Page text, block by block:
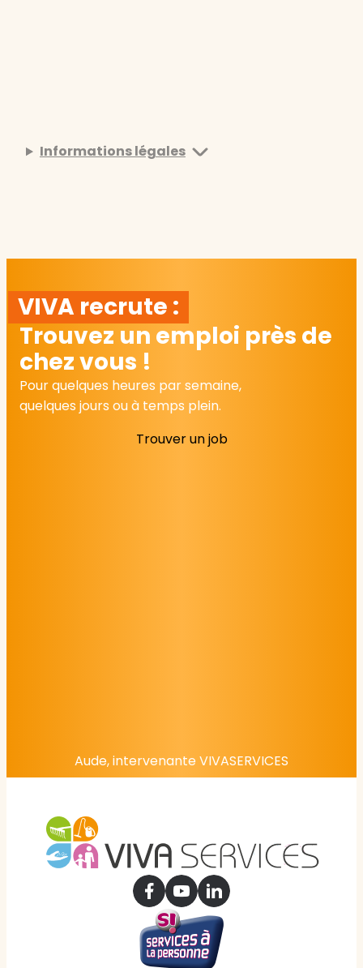
Informations légales
VIVA recrute :
Trouvez un emploi près de
chez vous !
Pour quelques heures par semaine,
quelques jours ou à temps plein.
Trouver un job
Aude, intervenante VIVASERVICES